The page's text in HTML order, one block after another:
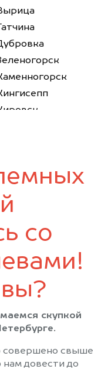
Поле
Луга
Санкт-Петербург
Тихвин
со
скупкой
совершено свыше
нам довести до